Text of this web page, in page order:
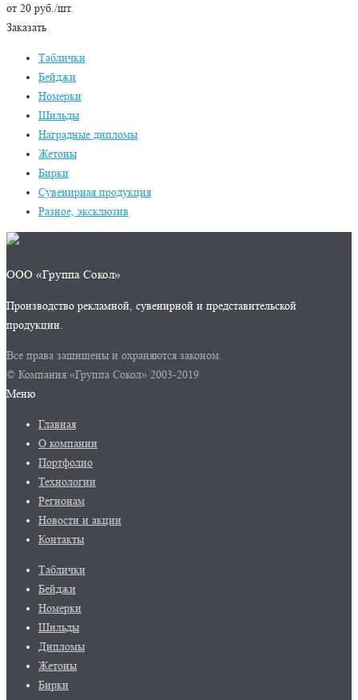
от 20 руб./шт.
Заказать
Таблички
Бейджи
Номерки
Шильды
Наградные дипломы
Жетоны
Бирки
Сувенирная продукция
Разное, эксклюзив
ООО «Группа Сокол»
Производство рекламной, сувенирной и представительской
продукции.
Все права защищены и охраняются законом.
© Компания «Группа Сокол» 2003-2019
Меню
Главная
О компании
Портфолио
Технологии
Регионам
Новости и акции
Контакты
Таблички
Бейджи
Номерки
Шильды
Дипломы
Жетоны
Бирки